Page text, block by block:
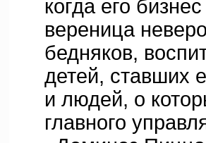
когда его
вереница
бедняков,
детей, ставших
и людей, о
главного